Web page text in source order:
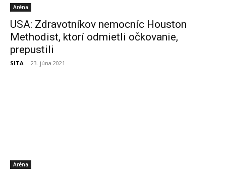
Aréna
USA: Zdravotníkov nemocníc Houston
Methodist, ktorí odmietli očkovanie,
prepustili
SITA - 23. júna 2021
Aréna